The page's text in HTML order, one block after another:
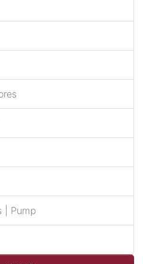
| Pump